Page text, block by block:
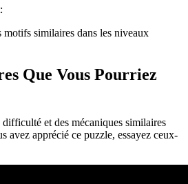
motifs similaires dans les niveaux
Que Vous Pourriez
et des mécaniques similaires
avez apprécié ce puzzle, essayez ceux-